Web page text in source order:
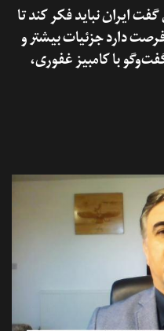
ایران نباید فکر کند تا
دارد جزئیات بیشتر و
با کامبیز غفوری،